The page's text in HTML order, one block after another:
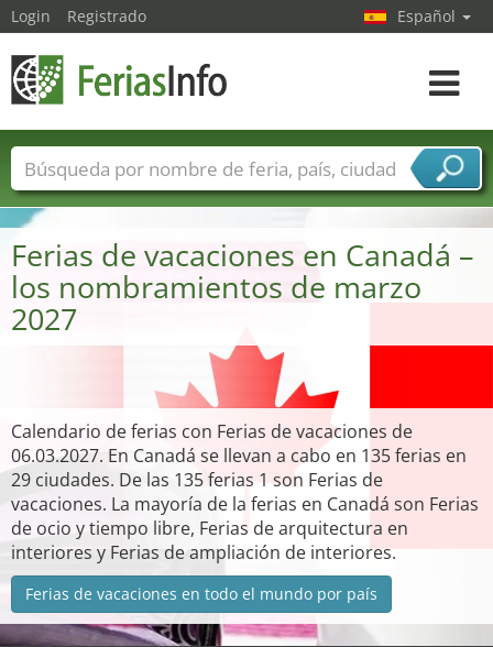
Ferias de vacaciones en Canadá –
los nombramientos de marzo
2027
Calendario de ferias con Ferias de vacaciones de
06.03.2027. En Canadá se llevan a cabo en 135 ferias en
29 ciudades. De las 135 ferias 1 son Ferias de
vacaciones. La mayoría de la ferias en Canadá son Ferias
de ocio y tiempo libre, Ferias de arquitectura en
interiores y Ferias de ampliación de interiores.
Ferias de vacaciones en todo el mundo por país
Login Registrado Español
toggle
Nombres de ferias Países
Ciudades
Sectores de proveedor de servicios